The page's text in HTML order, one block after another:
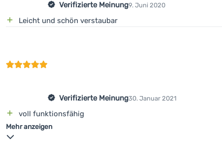
Leicht und schön verstaubar
Verifizierte Meinung9. Juni 2020
voll funktionsfähig
Verifizierte Meinung30. Januar 2021
Mehr anzeigen